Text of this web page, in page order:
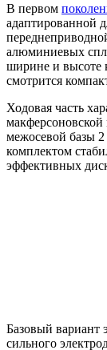
В первом
адаптированной
алюминиевых
ширине и высоте
смотрится
Ходовая часть
межосевой базы
комплектом
эффективных
Базовый вариант
сильного